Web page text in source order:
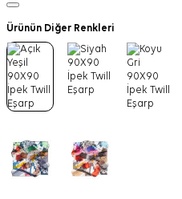
Ürünün Diğer Renkleri